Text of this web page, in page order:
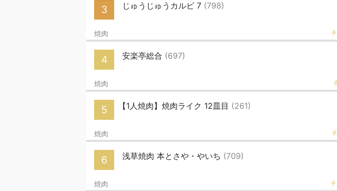
3 じゅうじゅうカルビ 7 (798)
焼肉
4 安楽亭総合 (697)
焼肉
5 【1人焼肉】焼肉ライク 12皿目 (261)
焼肉
6 浅草焼肉 本とさや・やいち (709)
焼肉